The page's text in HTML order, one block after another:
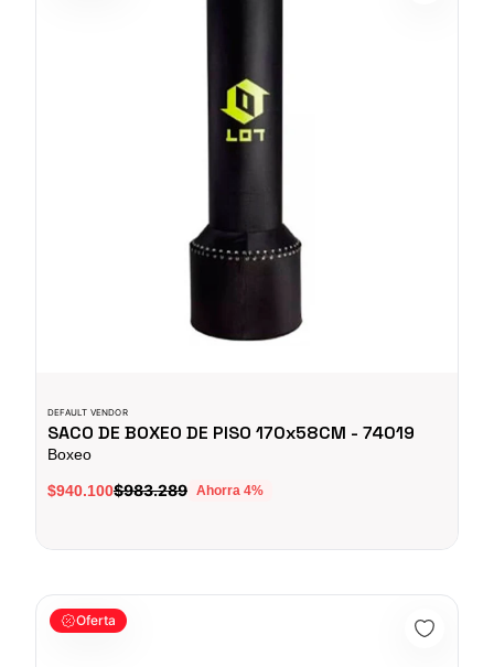
DEFAULT VENDOR
SACO DE BOXEO DE PISO 170x58CM - 74019
Boxeo
$940.100$983.289 Ahorra 4%
Golpeadores De Mano P/Entrenamiento - Sport Fitness 74010
Oferta